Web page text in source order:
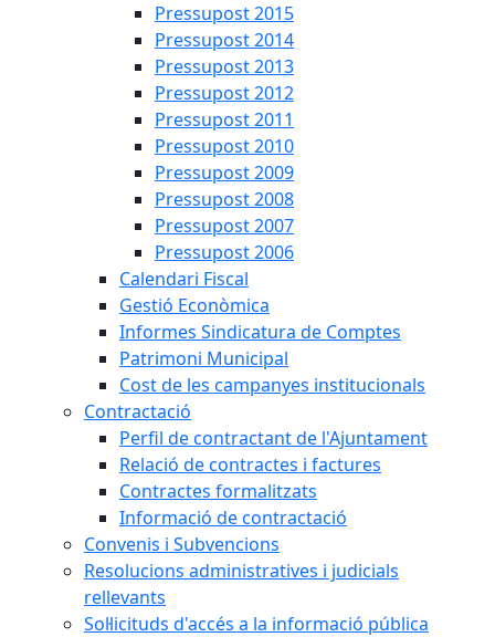
Pressupost 2015
Pressupost 2014
Pressupost 2013
Pressupost 2012
Pressupost 2011
Pressupost 2010
Pressupost 2009
Pressupost 2008
Pressupost 2007
Pressupost 2006
Calendari Fiscal
Gestió Econòmica
Informes Sindicatura de Comptes
Patrimoni Municipal
Cost de les campanyes institucionals
Contractació
Perfil de contractant de l'Ajuntament
Relació de contractes i factures
Contractes formalitzats
Informació de contractació
Convenis i Subvencions
Resolucions administratives i judicials
rellevants
Sol·licituds d'accés a la informació pública